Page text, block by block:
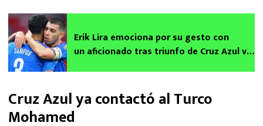
Erik Lira emociona por su gesto con
un aficionado tras triunfo de Cruz Azul vs
Cruz Azul ya contactó al Turco
Mohamed